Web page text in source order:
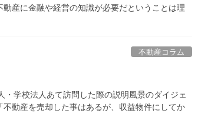
産に金融や経営の知識が必要だということは理
不動産コラム
学校法人あて訪問した際の説明風景のダイジェ
動産を売却した事はあるが、収益物件にしてか